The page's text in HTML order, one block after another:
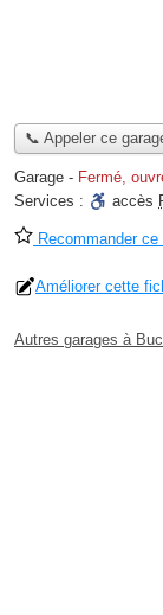
📞 Appeler ce
Garage - Fermé,
Services :
accès
Recommander ce
Améliorer cette
Autres garages à